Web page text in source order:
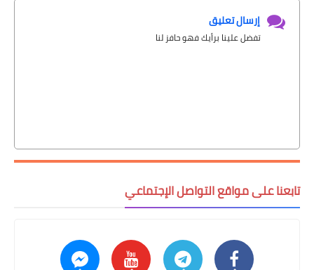
إرسال تعليق
تفضل علينا برأيك فهو حافز لنا
تابعنا على مواقع التواصل الإجتماعي